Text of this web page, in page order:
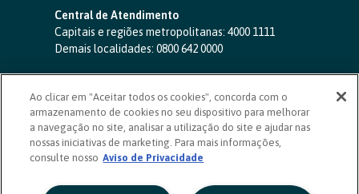
Central de Atendimento
Capitais e regiões metropolitanas: 4000 1111
Demais localidades: 0800 642 0000
SAC 24 horas-0800 724 4420
Ouvidoria
0800 725 0996
(de segunda a sexta, das 8h às 20h)
ouvidoriasicoob.com.br
Deficientes auditivos ou de fala
Ao clicar em "Aceitar todos os cookies", concorda com o
armazenamento de cookies no seu dispositivo para melhorar
a navegação no site, analisar a utilização do site e ajudar nas
nossas iniciativas de marketing. Para mais informações,
consulte nosso Aviso de Privacidade